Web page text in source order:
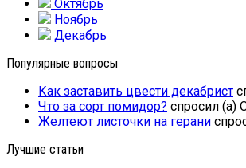
Октябрь
Ноябрь
Декабрь
Популярные вопросы
Как заставить цвести декабрист
Что за сорт помидор? спросил (а)
Желтеют листочки на герани
Лучшие статьи